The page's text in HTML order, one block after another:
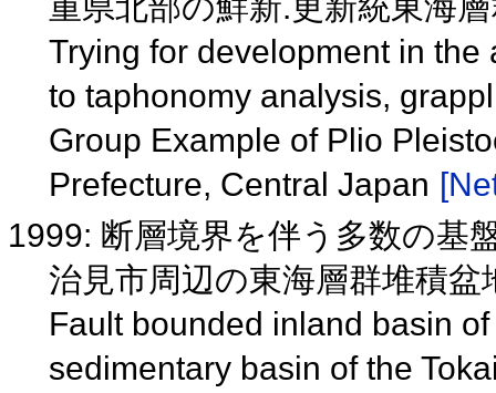
重県北部の鮮新.更新統東海
Trying for development in
to taphonomy analysis,
Group Example of Plio
Prefecture, Central Japan
1999: 断層境界を伴う多数の基
治見市周辺の東海層群堆積
Fault bounded inland basin
sedimentary basin of the